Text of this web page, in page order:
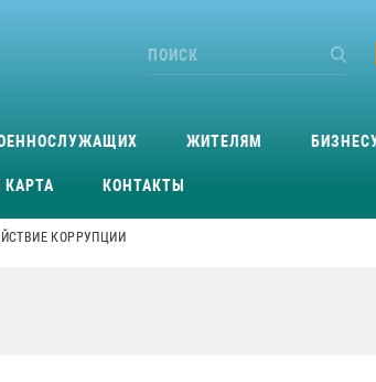
ЖИТЕЛЯМ
КАРТА КОНТАКТЫ
КОРРУПЦИИ